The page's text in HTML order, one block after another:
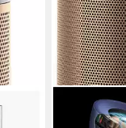
DYSON